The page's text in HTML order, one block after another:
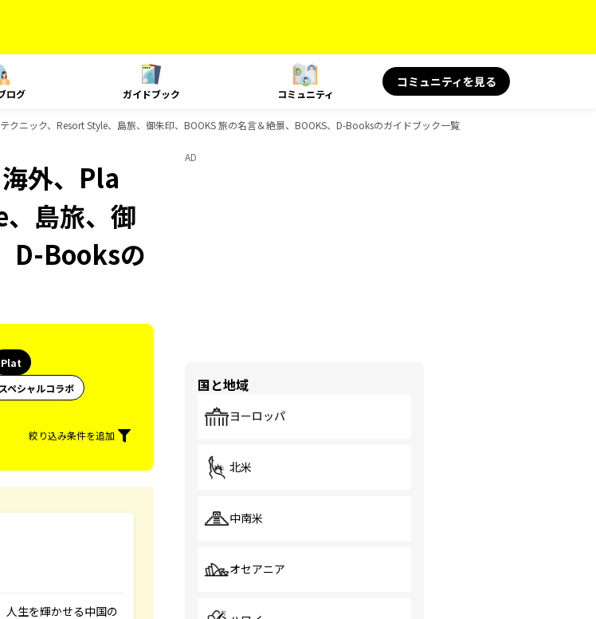
ログ ガイドブック コミュニティ
コミュニティを見る
ニック、Resort Style、島旅、御朱印、BOOKS 旅の名言＆絶景、BOOKS、D-Booksのガイドブック一覧
外、Pla
島旅、御
D-Booksの
Plat
ペシャルコラボ
絞り込み条件を追加
人生を輝かせる中国の
AD
国と地域
ヨーロッパ
北米
中南米
オセアニア